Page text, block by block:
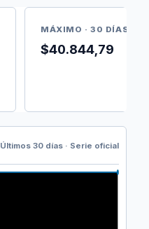
MÁXIMO · 30 DÍAS
$40.844,79
Últimos 30 días · Serie oficial